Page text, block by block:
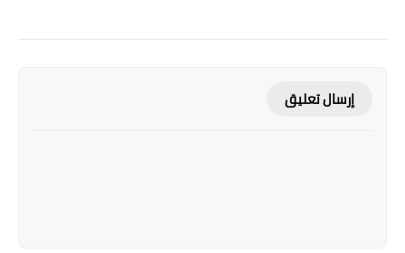
إرسال تعليق